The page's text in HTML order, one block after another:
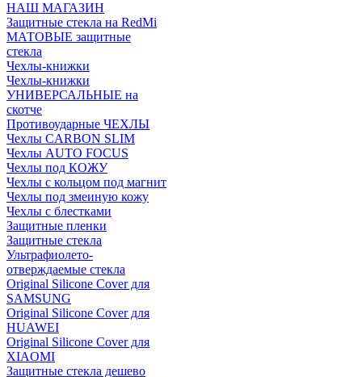
НАШ МАГАЗИН
Защитные стекла на RedMi
МАТОВЫЕ защитные
стекла
Чехлы-книжки
Чехлы-книжки
УНИВЕРСАЛЬНЫЕ на
скотче
Противоударные ЧЕХЛЫ
Чехлы CARBON SLIM
Чехлы AUTO FOCUS
Чехлы под КОЖУ
Чехлы с кольцом под магнит
Чехлы под змеиную кожу
Чехлы с блестками
Защитные пленки
Защитные стекла
Ультрафиолето-
отверждаемые стекла
Original Silicone Cover для
SAMSUNG
Original Silicone Cover для
HUAWEI
Original Silicone Cover для
XIAOMI
Защитные стекла дешево